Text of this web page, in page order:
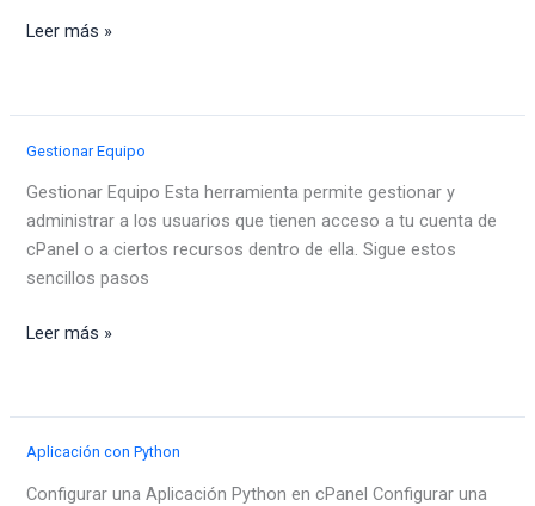
Site
Leer más »
Gestionar Equipo
Gestionar Equipo Esta herramienta permite gestionar y
administrar a los usuarios que tienen acceso a tu cuenta de
cPanel o a ciertos recursos dentro de ella. Sigue estos
sencillos pasos
Gestionar
Leer más »
Aplicación con Python
Configurar una Aplicación Python en cPanel Configurar una